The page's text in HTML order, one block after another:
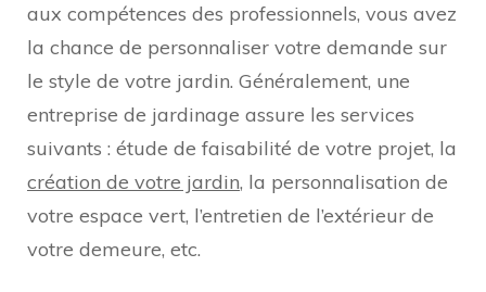
aux compétences des professionnels, vous avez
la chance de personnaliser votre demande sur
le style de votre jardin. Généralement, une
entreprise de jardinage assure les services
suivants : étude de faisabilité de votre projet, la
création de votre jardin, la personnalisation de
votre espace vert, l’entretien de l’extérieur de
votre demeure, etc.